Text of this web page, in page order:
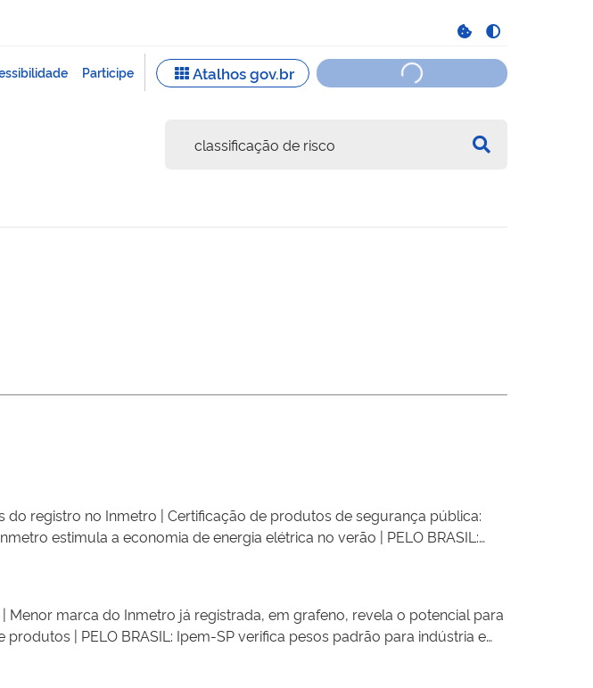
do registro no Inmetro | Certificação de produtos de segurança pública:
estimula a economia de energia elétrica no verão | PELO BRASIL:
a apresentação e a apreciação de certificado de inspeção
Menor marca do Inmetro já registrada, em grafeno, revela o potencial para
| PELO BRASIL: Ipem-SP verifica pesos padrão para indústria e